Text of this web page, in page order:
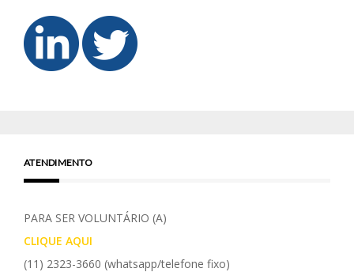
ATENDIMENTO
PARA SER VOLUNTÁRIO (A)
CLIQUE AQUI
(11) 2323-3660 (whatsapp/telefone fixo)